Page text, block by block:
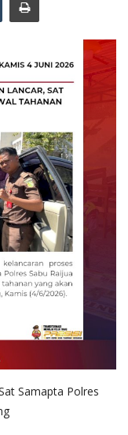
Samapta Polres